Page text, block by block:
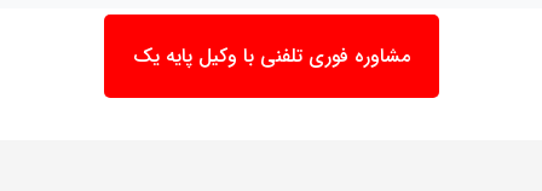
مشاوره فوری تلفنی با وکیل پایه یک